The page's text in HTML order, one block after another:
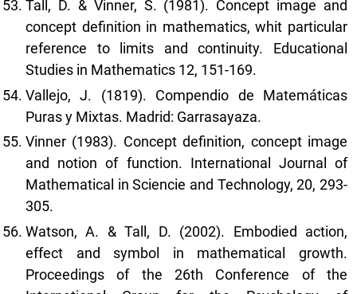
Tall, D. & Vinner, S. (1981). Concept image and
concept definition in mathematics, whit particular
reference to limits and continuity. Educational
Studies in Mathematics 12, 151-169.
Vallejo, J. (1819). Compendio de Matemáticas
Puras y Mixtas. Madrid: Garrasayaza.
Vinner (1983). Concept definition, concept image
and notion of function. International Journal of
Mathematical in Sciencie and Technology, 20, 293-
305.
Watson, A. & Tall, D. (2002). Embodied action,
effect and symbol in mathematical growth.
Proceedings of the 26th Conference of the